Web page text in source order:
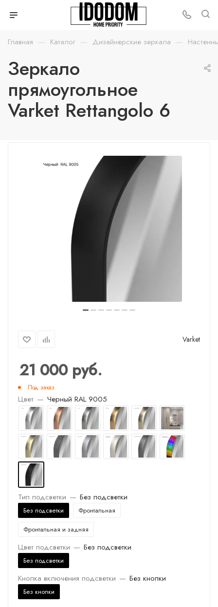
Главная — Каталог — Дизайнерские зеркала —
Зеркало
прямоугольное
Varket Rettangolo 6
Varket
21 000руб.
Под заказ
Цвет — Черный RAL 9005
Тип подсветки — Без подсветки
Без подсветки Фронтальная
Фронтальная и задняя
Цвет подсветки — Без подсветки
Без подсветки
Кнопка включения подсветки — Без кнопки
Без кнопки